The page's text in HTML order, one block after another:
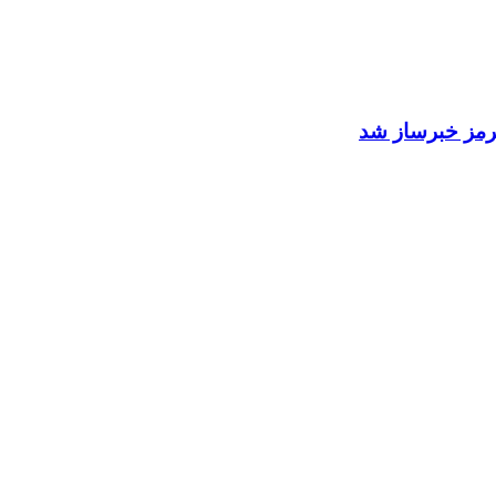
خبرساز شد